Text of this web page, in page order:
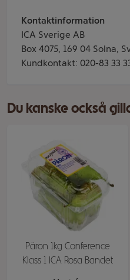
Kontaktinformation
ICA Sverige AB
Box 4075, 169 04 Solna,
Kundkontakt: 020-83 33
Du kanske också
Päron 1kg Conference
Klass 1 ICA Rosa Bandet